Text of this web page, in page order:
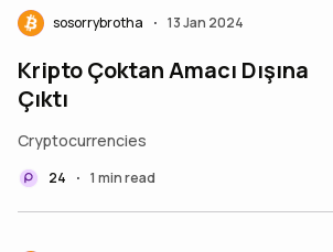
sosorrybrotha • 13 Jan 2024
Kripto Çoktan Amacı Dışına
Çıktı
Cryptocurrencies
24 • 1 min read